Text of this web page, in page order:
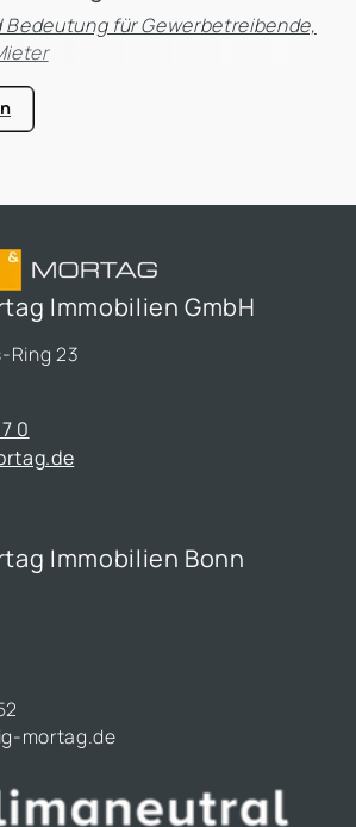
Bedeutung für Gewerbetreibende,
Immobilien GmbH
Ring 23
0
Immobilien Bonn
mortag.de